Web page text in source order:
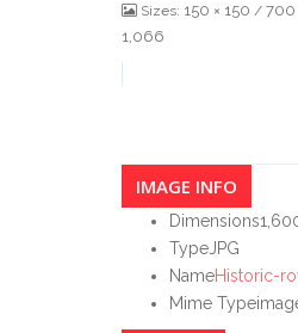
Sizes: 150 × 150 / 700
1,066
IMAGE INFO
Dimensions
Type JPG
NameHistoric-
Mime Type